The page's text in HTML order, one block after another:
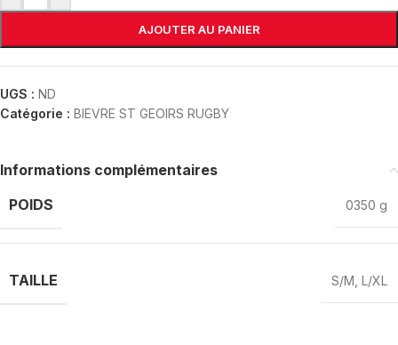
AJOUTER AU PANIER
UGS : ND
Catégorie : BIEVRE ST GEOIRS RUGBY
Informations complémentaires
POIDS
0350 g
TAILLE S/M L/XL